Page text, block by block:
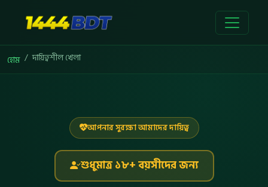
হোম দায়িত্বশীল খেলা
আপনার সুরক্ষা আমাদের দায়িত্ব
শুধুমাত্র ১৮+ বয়সীদের জন্য